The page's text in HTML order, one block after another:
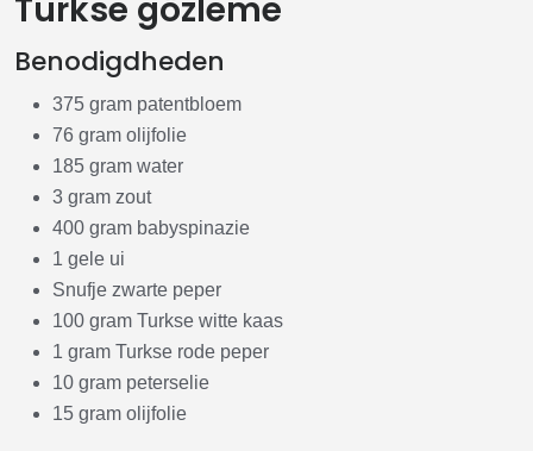
Turkse gözleme
Benodigdheden
375 gram patentbloem
76 gram olijfolie
185 gram water
3 gram zout
400 gram babyspinazie
1 gele ui
Snufje zwarte peper
100 gram Turkse witte kaas
1 gram Turkse rode peper
10 gram peterselie
15 gram olijfolie